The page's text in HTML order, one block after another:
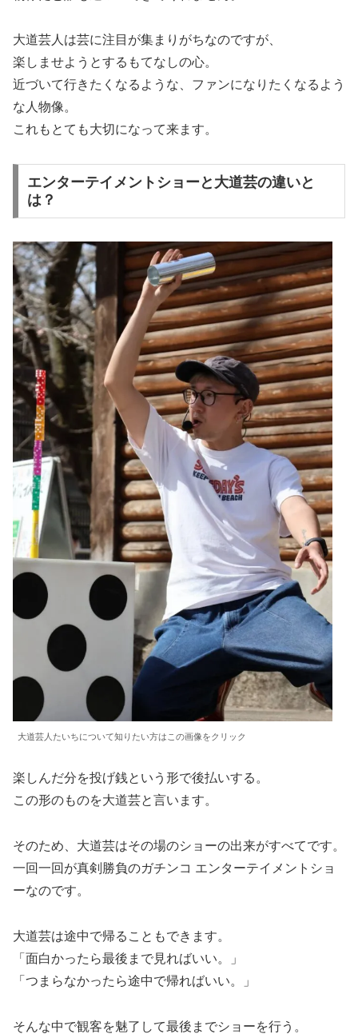
大道芸人は芸に注目が集まりがちなのですが、
楽しませようとするもてなしの心。
近づいて行きたくなるような、ファンになりたくなるよう
な人物像。
これもとても大切になって来ます。
エンターテイメントショーと大道芸の違いと
は？
大道芸人たいちについて知りたい方はこの画像をクリック
楽しんだ分を投げ銭という形で後払いする。
この形のものを大道芸と言います。
そのため、大道芸はその場のショーの出来がすべてです。
一回一回が真剣勝負のガチンコ エンターテイメントショ
ーなのです。
大道芸は途中で帰ることもできます。
「面白かったら最後まで見ればいい。」
「つまらなかったら途中で帰ればいい。」
そんな中で観客を魅了して最後までショーを行う。